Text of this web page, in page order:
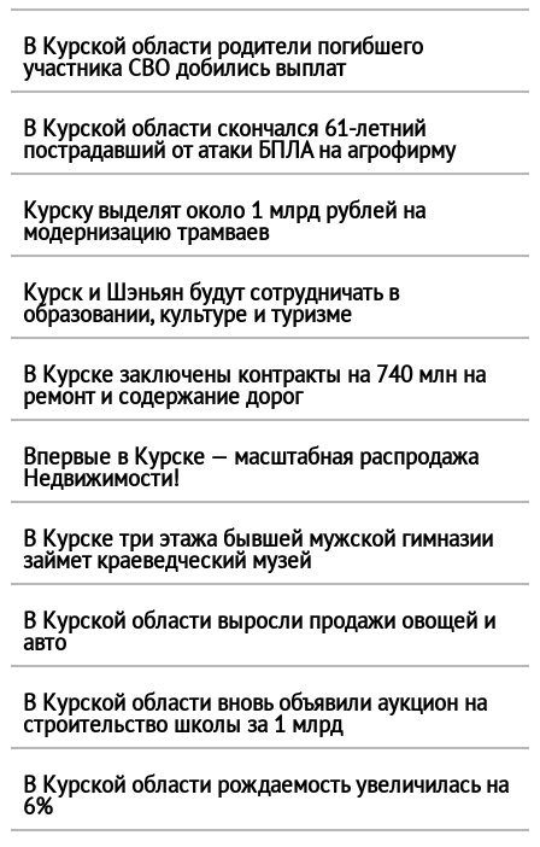
В Курской области родители погибшего
участника СВО добились выплат
В Курской области скончался 61-летний
пострадавший от атаки БПЛА на агрофирму
Курску выделят около 1 млрд рублей на
модернизацию трамваев
Курск и Шэньян будут сотрудничать в
образовании, культуре и туризме
В Курске заключены контракты на 740 млн на
ремонт и содержание дорог
Впервые в Курске — масштабная распродажа
Недвижимости!
В Курске три этажа бывшей мужской гимназии
займет краеведческий музей
В Курской области выросли продажи овощей и
авто
В Курской области вновь объявили аукцион на
строительство школы за 1 млрд
В Курской области рождаемость увеличилась на
6%